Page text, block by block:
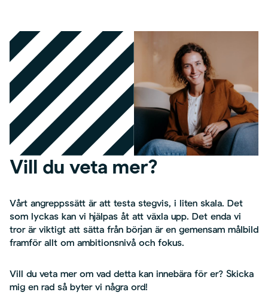
Vill du veta mer?
Vårt angreppssätt är att testa stegvis, i liten skala. Det
som lyckas kan vi hjälpas åt att växla upp. Det enda vi
tror är viktigt att sätta från början är en gemensam målbild
framför allt om ambitionsnivå och fokus.
Vill du veta mer om vad detta kan innebära för er? Skicka
mig en rad så byter vi några ord!